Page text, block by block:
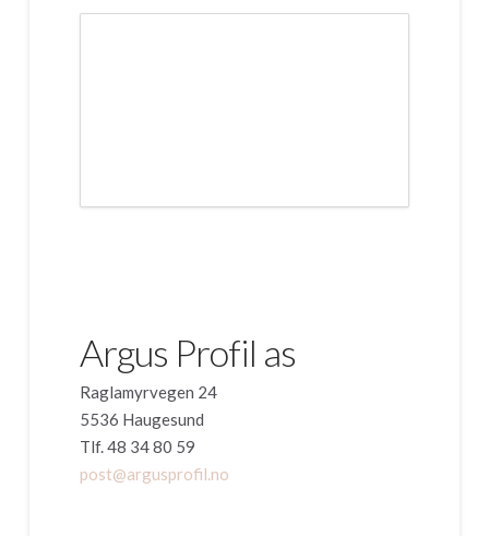
Argus Profil as
Raglamyrvegen 24
5536 Haugesund
Tlf. 48 34 80 59
post@argusprofil.no